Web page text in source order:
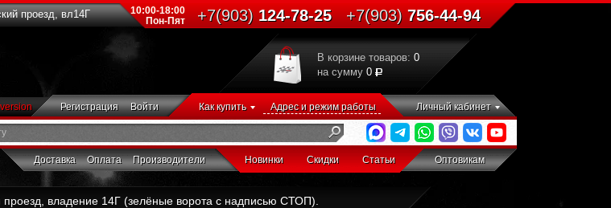
проезд, вл14Г
10:00-18:00
Пон-Пят
+7(903)124-78-25 +7(903)756-44-94
В корзине товаров: 0
на сумму 0
Регистрация Войти Как купить Адрес и режим работы Личный кабинет
Доставка Оплата Производители Новинки Скидки Статьи Оптовикам
проезд, владение 14Г (зелёные ворота с надписью СТОП).